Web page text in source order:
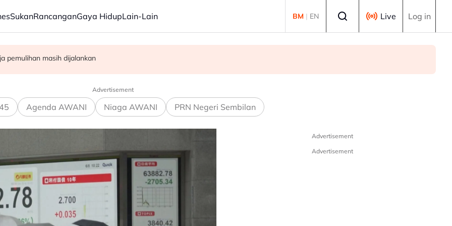
SukanRancanganGaya HidupLain-Lain BM | EN Live Log in
dan lihat'- Zahid
pemulihan masih dijalankan
pekerja asing sektor restoran
Advertisement
Agenda AWANI Niaga AWANI PRN Negeri Sembilan
Advertisement
Advertisement